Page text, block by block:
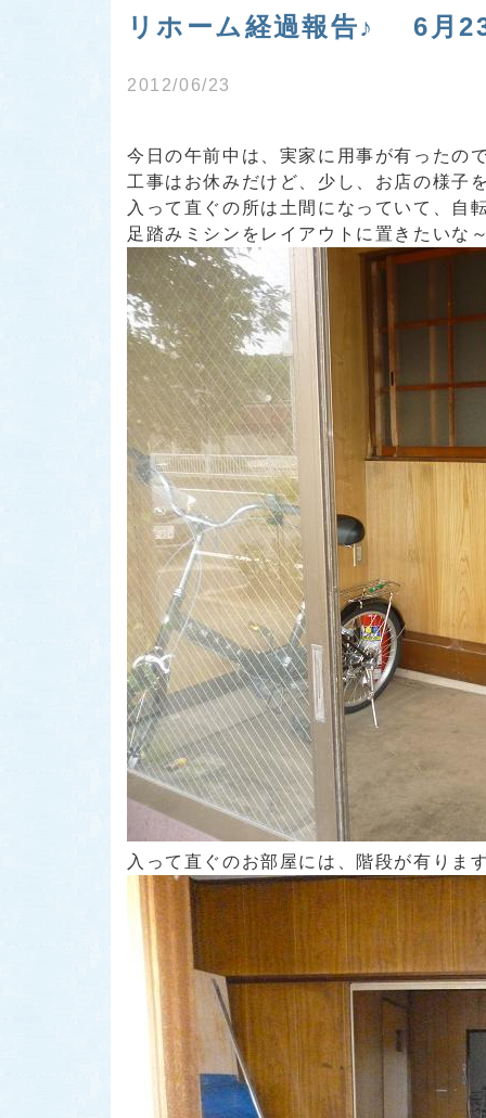
リホーム経過報告♪ 6月
2012/06/23
今日の午前中は、実家に用事が有ったの
工事はお休みだけど、少し、お店の様子
入って直ぐの所は土間になっていて、自
足踏みミシンをレイアウトに置きたいな
入って直ぐのお部屋には、階段が有りま